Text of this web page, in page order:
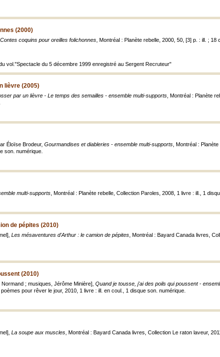
(2000)
Contes coquins pour oreilles folichonnes , Montréal : Planète rebelle, 2000, 50, [3] p. : ill. ; 18
vol."Spectacle du 5 décembre 1999 enregistré au Sergent Recruteur"
lièvre (2005)
par un lièvre - Le temps des semailles - ensemble multi-supports , Montréal : Planète
Éloïse Brodeur, Gourmandises et diableries - ensemble multi-supports , Montréal :
son. numérique.
multi-supports , Montréal : Planète rebelle, Collection Paroles, 2008, 1 livre : ill., 1
de pépites (2010)
Les mésaventures d'Arthur : le camion de pépites , Montréal : Bayard Canada livres,
(2010)
; musiques, Jérôme Minière], Quand je tousse, j'ai des poils qui poussent -
pour rêver le jour, 2010, 1 livre : ill. en coul., 1 disque son. numérique.
La soupe aux muscles , Montréal : Bayard Canada livres, Collection Le raton laveur,